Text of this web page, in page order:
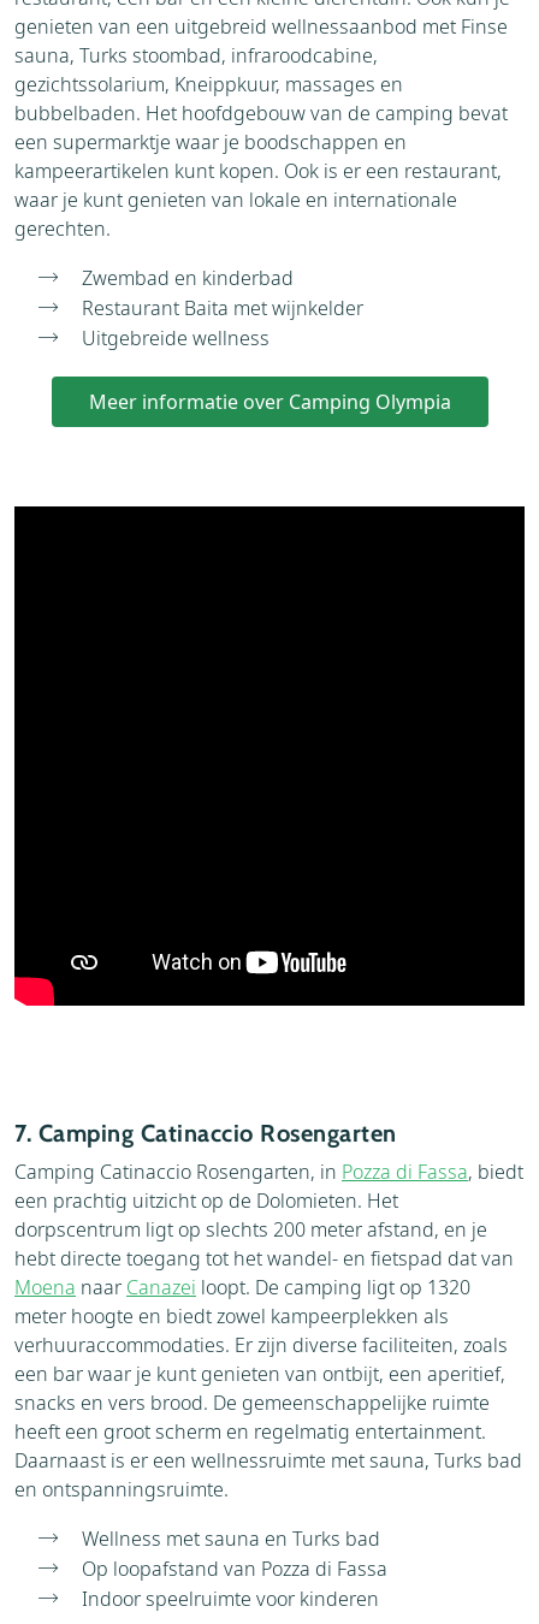
genieten van een uitgebreid wellnessaanbod met Finse
sauna, Turks stoombad, infraroodcabine,
gezichtssolarium, Kneippkuur, massages en
bubbelbaden. Het hoofdgebouw van de camping bevat
een supermarktje waar je boodschappen en
kampeerartikelen kunt kopen. Ook is er een restaurant,
waar je kunt genieten van lokale en internationale
gerechten.
Zwembad en kinderbad
Restaurant Baita met wijnkelder
Uitgebreide wellness
Meer informatie over Camping Olympia
7. Camping Catinaccio Rosengarten
Camping Catinaccio Rosengarten, in Pozza di Fassa, biedt
een prachtig uitzicht op de Dolomieten. Het
dorpscentrum ligt op slechts 200 meter afstand, en je
hebt directe toegang tot het wandel- en fietspad dat van
Moena naar Canazei loopt. De camping ligt op 1320
meter hoogte en biedt zowel kampeerplekken als
verhuuraccommodaties. Er zijn diverse faciliteiten, zoals
een bar waar je kunt genieten van ontbijt, een aperitief,
snacks en vers brood. De gemeenschappelijke ruimte
heeft een groot scherm en regelmatig entertainment.
Daarnaast is er een wellnessruimte met sauna, Turks bad
en ontspanningsruimte.
Wellness met sauna en Turks bad
Op loopafstand van Pozza di Fassa
Indoor speelruimte voor kinderen